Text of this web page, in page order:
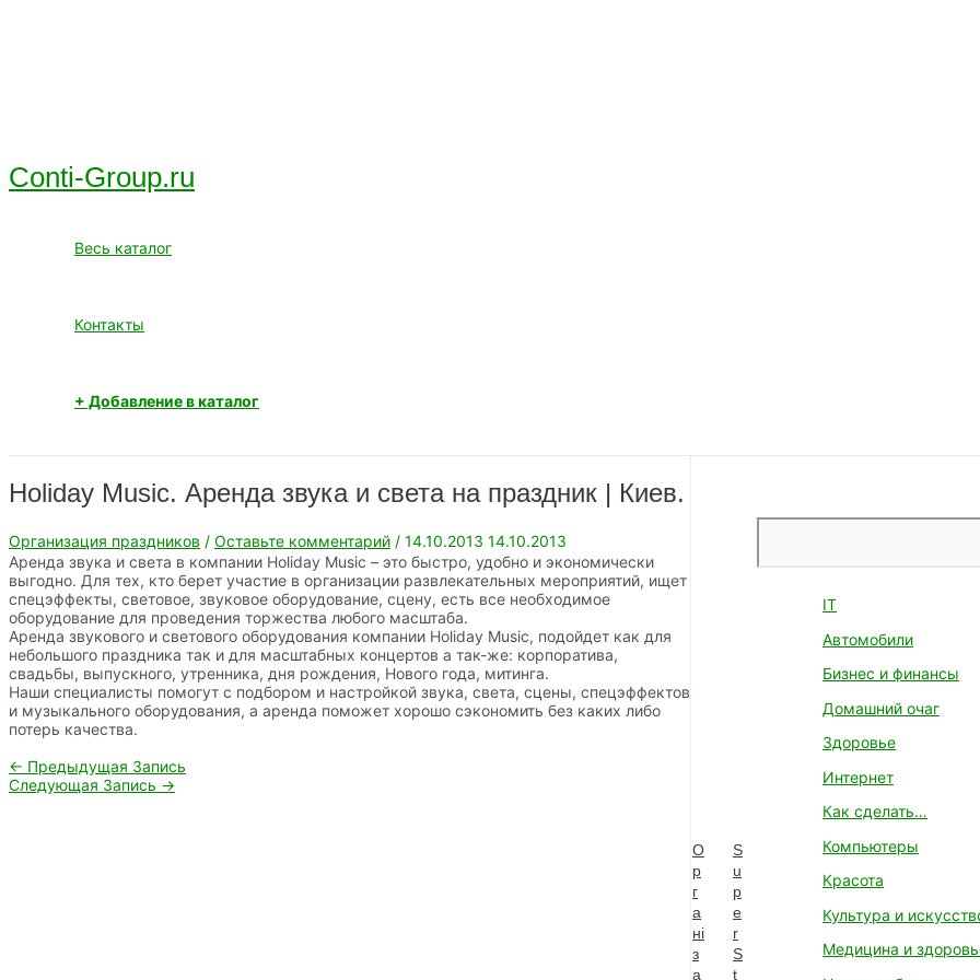
Conti-Group.ru
Весь каталог
Контакты
+ Добавление в каталог
Holiday Music. Аренда звука и света на праздник | Киев.
Организация праздников / Оставьте комментарий / 14.10.2013 14.10.2013
Аренда звука и света в компании Holiday Music – это быстро, удобно и экономически
выгодно. Для тех, кто берет участие в организации развлекательных мероприятий, ищет
спецэффекты, световое, звуковое оборудование, сцену, есть все необходимое
оборудование для проведения торжества любого масштаба.
Аренда звукового и светового оборудования компании Holiday Music, подойдет как для
небольшого праздника так и для масштабных концертов а так-же: корпоратива,
свадьбы, выпускного, утренника, дня рождения, Нового года, митинга.
Наши специалисты помогут с подбором и настройкой звука, света, сцены, спецэффектов
и музыкального оборудования, а аренда поможет хорошо сэкономить без каких либо
потерь качества.
Навигация
по
← Предыдущая Запись
Следующая Запись →
О
р
г
а
нi
з
а
S
u
p
e
r
S
t
IT
Автомобили
Бизнес и финансы
Домашний очаг
Здоровье
Интернет
Как сделать…
Компьютеры
Красота
Культура и
Медицина и